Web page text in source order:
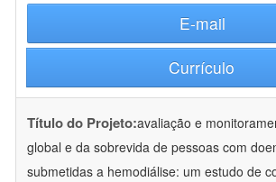
E-mail
Currículo
Título do Projeto:avaliação e
global e da sobrevida de pessoas com
submetidas a hemodiálise: um estudo de